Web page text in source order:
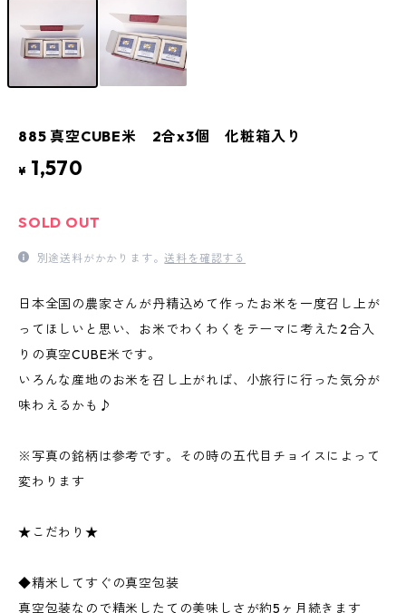
885 真空CUBE米 2合x3個 化粧箱入り
¥ 1,570
SOLD OUT
別途送料がかかります。送料を確認する
日本全国の農家さんが丹精込めて作ったお米を一度召し上が
ってほしいと思い、お米でわくわくをテーマに考えた2合入
りの真空CUBE米です。
いろんな産地のお米を召し上がれば、小旅行に行った気分が
味わえるかも♪
※写真の銘柄は参考です。その時の五代目チョイスによって
変わります
★こだわり★
◆精米してすぐの真空包装
真空包装なので精米したての美味しさが約5ヶ月続きます